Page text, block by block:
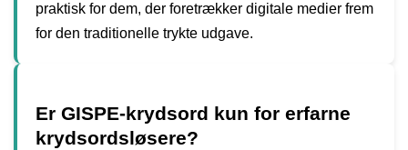
praktisk for dem, der foretrækker digitale medier frem
for den traditionelle trykte udgave.
Er GISPE-krydsord kun for erfarne
krydsordsløsere?